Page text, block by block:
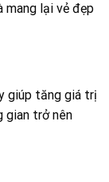
mang lại vẻ đẹp
giúp tăng giá trị
gian trở nên